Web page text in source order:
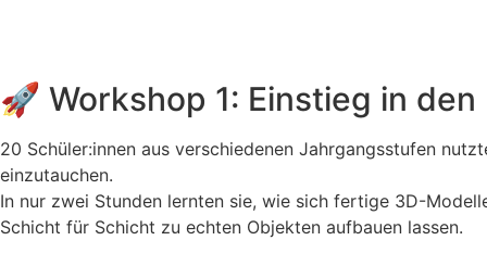
🚀 Workshop 1: Einstieg in den
20 Schüler:innen aus verschiedenen Jahrgangsstufen
einzutauchen.
In nur zwei Stunden lernten sie, wie sich fertige 3D-
Schicht für Schicht zu echten Objekten aufbauen lassen.